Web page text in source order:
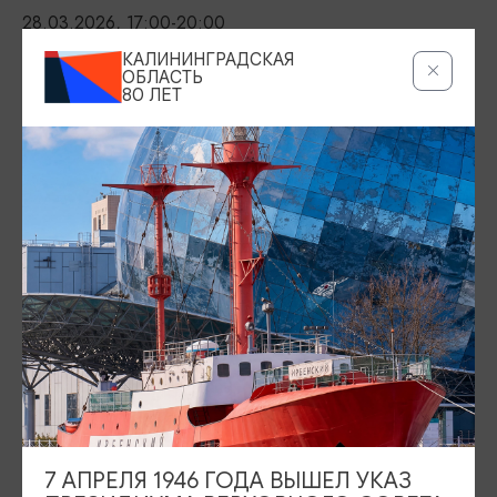
28.03.2026, 17:00-20:00
МЕСТО ПРОВЕДЕНИЯ
Поселение викингов «Кауп», Зеленоградский р-н, п. Романово,
Зеленоградск
Показать на карте
ТЕЛЕФОН
+7 (4012) 37-99-26; +7 (906) 237-99-26
ПОЧТА
kaup.viking@yandex.ru
ВОЗРАСТНЫЕ ОГРАНИЧЕНИЯ
12+
БИЛЕТЫ
КАЛИНИНГРАДСКАЯ
ОБЛАСТЬ
80 ЛЕТ
7 АПРЕЛЯ 1946 ГОДА ВЫШЕЛ УКАЗ